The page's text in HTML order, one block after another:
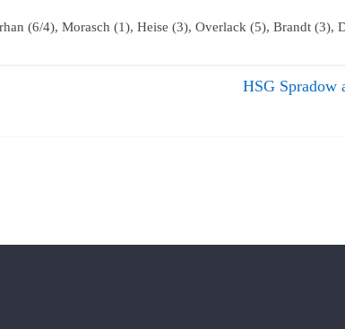
(6/4), Morasch (1), Heise (3), Overlack (5), Brandt (3),
HSG Spradow